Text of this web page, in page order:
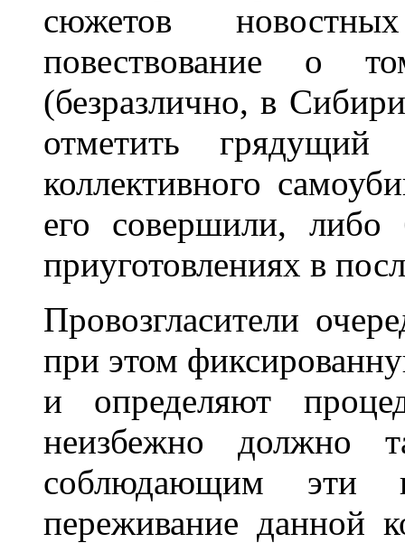
сюжетов
повествование о
(безразлично, в
отметить грядущий
коллективного
его совершили, либо
приуготовлениях в
Провозгласители
при этом
и определяют
неизбежно должно
соблюдающим эти
переживание данной